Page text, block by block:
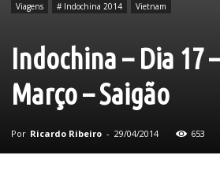
Viagens # Indochina 2014 Vietnam
Indochina – Dia 17
Março – Saigão
Por Ricardo Ribeiro - 29/04/2014 653